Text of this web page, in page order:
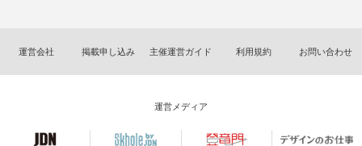
運営会社 掲載申し込み 主催運営ガイド 利用規約 お問い合わせ
運営メディア